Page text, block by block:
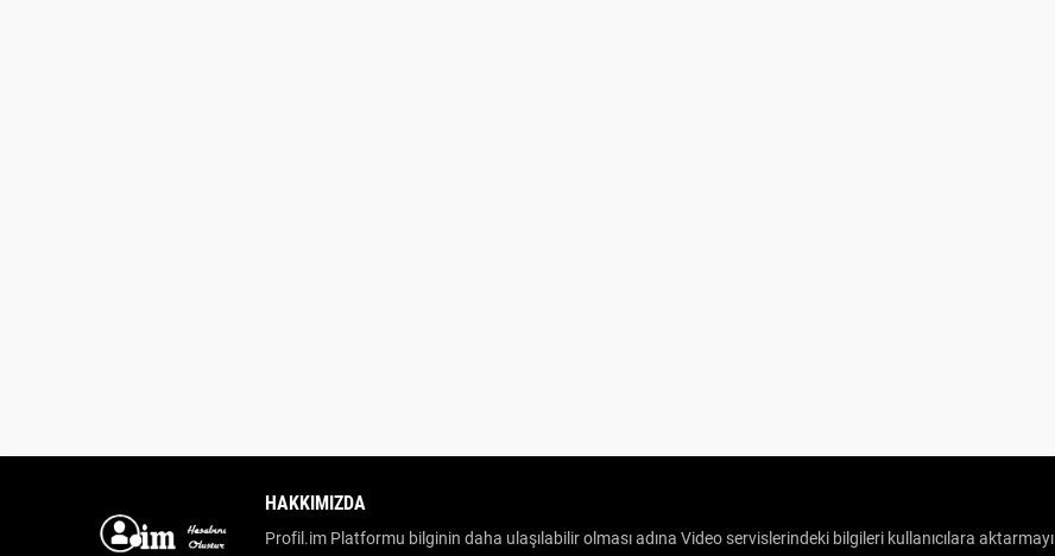
HAKKIMIZDA
Profil.im Platformu bilginin daha ulaşılabilir olması adına Video servislerindeki bilgileri kullanıcılara aktarmayı